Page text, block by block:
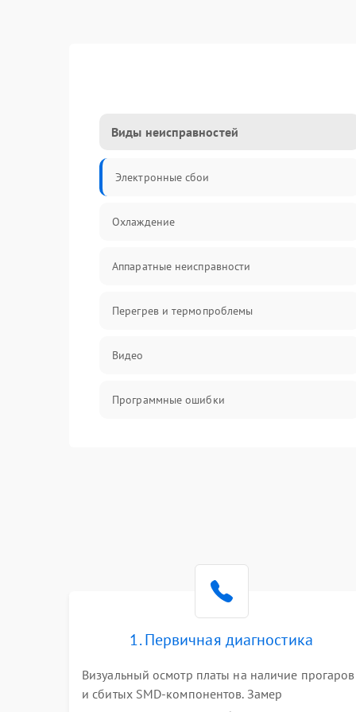
Виды неисправностей
Электронные сбои
Охлаждение
Аппаратные неисправности
Перегрев и термопроблемы
Видео
Программные ошибки
Электронные компоненты
Интерфейсы
1. Первичная диагностика
Визуальный осмотр платы на наличие прогаров
и сбитых SMD-компонентов. Замер